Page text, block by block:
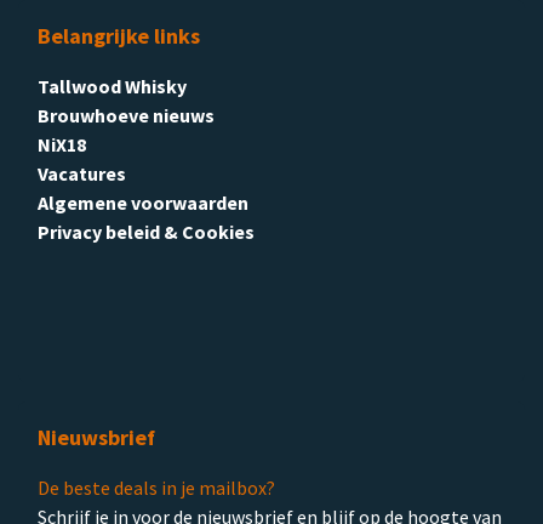
Belangrijke links
Tallwood Whisky
Brouwhoeve nieuws
NiX18
Vacatures
Algemene voorwaarden
Privacy beleid & Cookies
Nieuwsbrief
De beste deals in je mailbox?
Schrijf je in voor de nieuwsbrief en blijf op de hoogte van